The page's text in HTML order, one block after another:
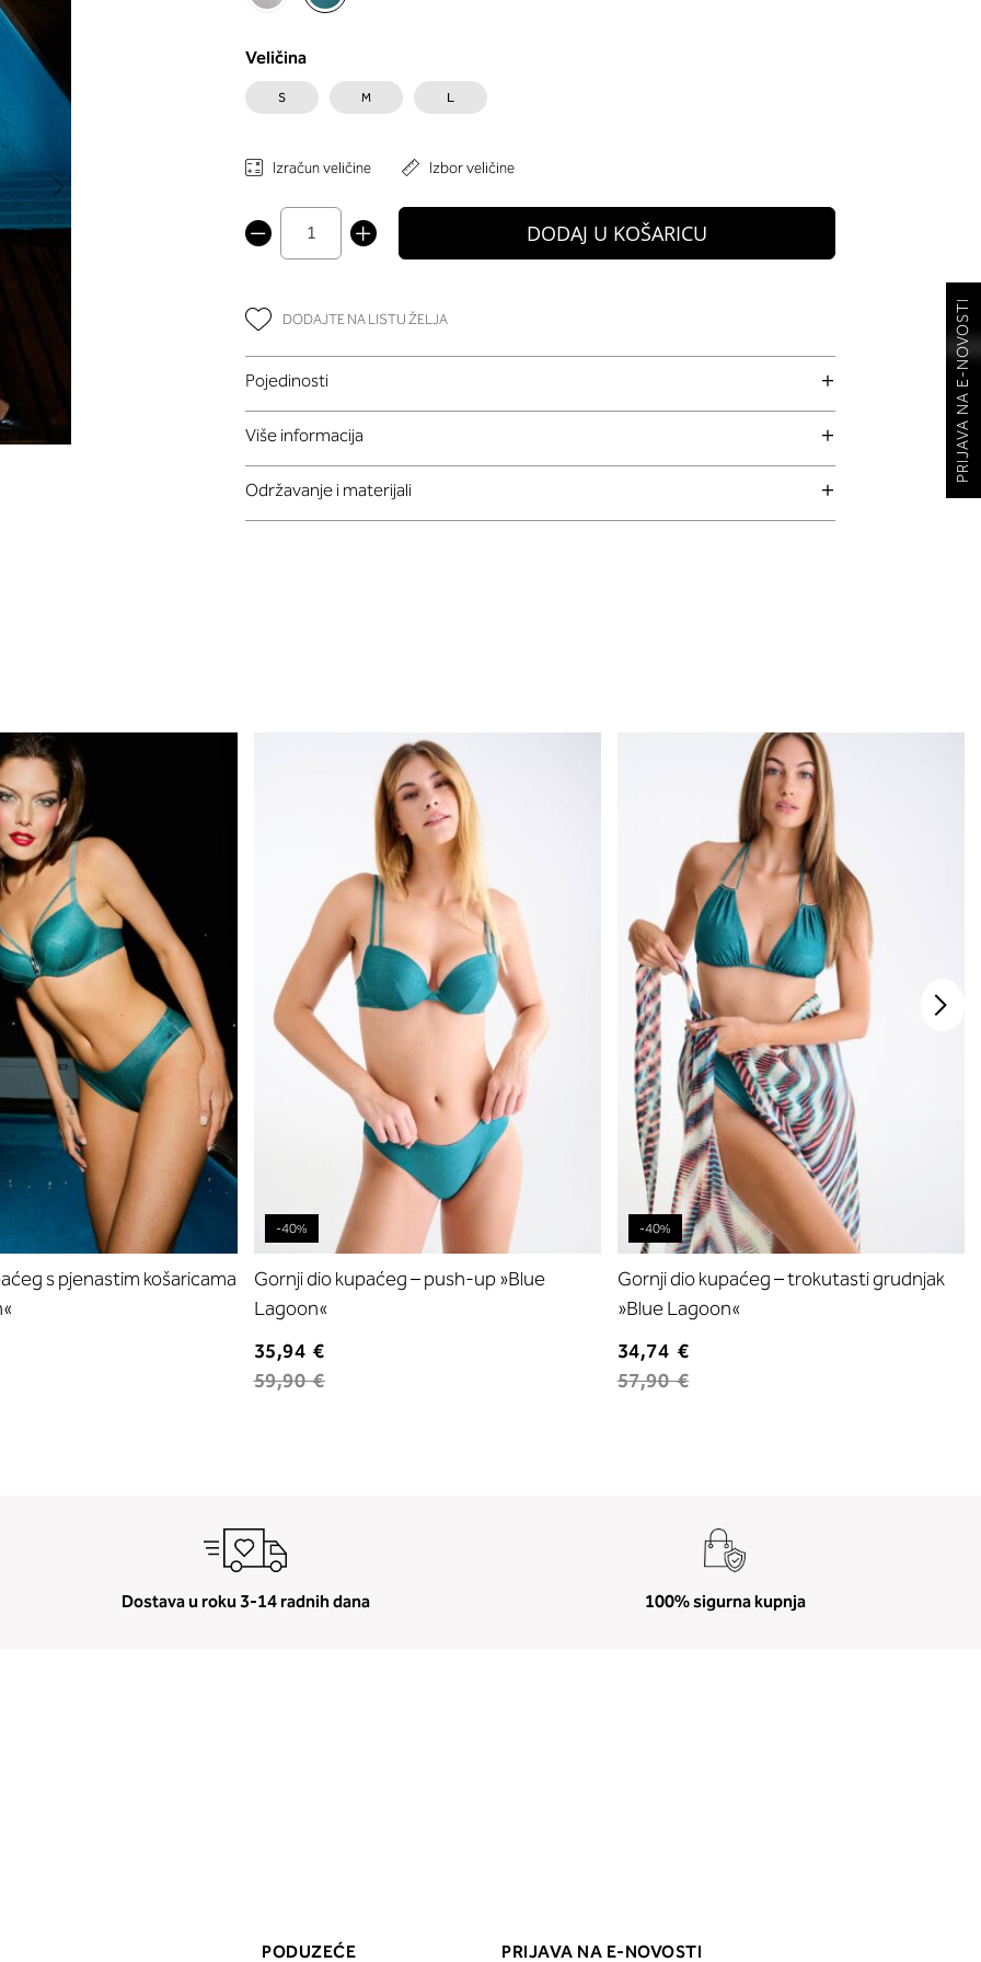
Veličina
S M L
Izračun veličine Izbor veličine
DODAJ U KOŠARICU
DODAJTE NA LISTU ŽELJA
Pojedinosti
Više informacija
Održavanje i materijali
s pjenastim košaricama
-40%
Gornji dio kupaćeg – push-up »Blue
Lagoon«
35,94 €
59,90 €
-40%
Gornji dio kupaćeg – trokutasti grudnjak
»Blue Lagoon«
34,74 €
57,90 €
Dostava u roku 3-14 radnih dana 100% sigurna kupnja
PODUZEĆE PRIJAVA NA E-NOVOSTI
PRIJAVA NA E-NOVOSTI